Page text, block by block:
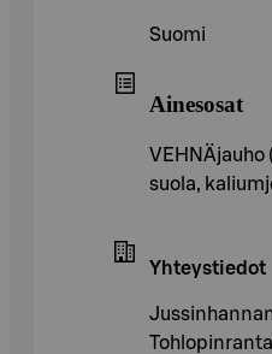
Suomi
Ainesosat
VEHNÄjauho
suola,
Yhteystiedot